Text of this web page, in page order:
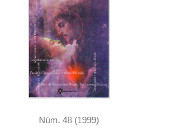
Núm. 48 (1999)